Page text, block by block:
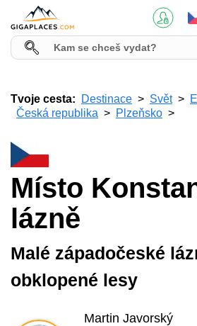
Tvoje cesta: Destinace Svět
Česká republika
Plzeňsko
Místo
lázně
Malé západočeské
obklopené lesy
Martin Javorský